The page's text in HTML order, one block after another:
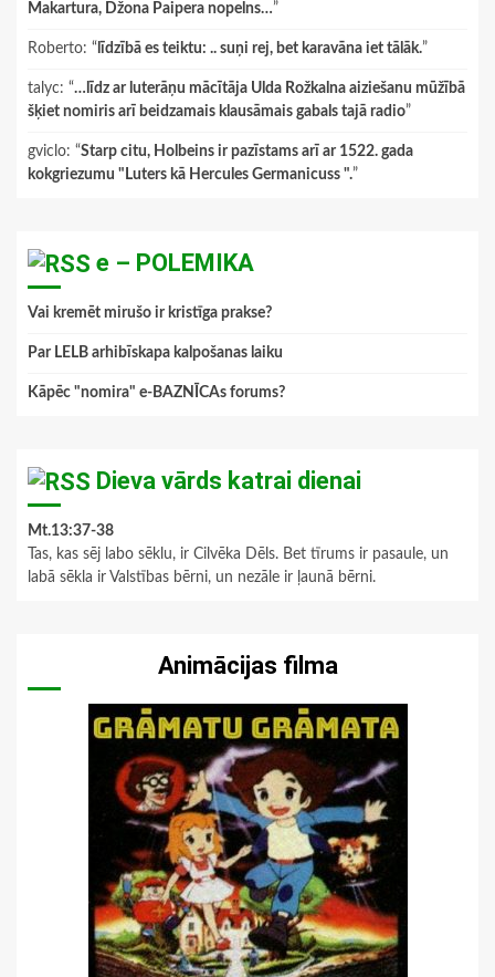
Makartura, Džona Paipera nopelns…”
Roberto: “ līdzībā es teiktu: .. suņi rej, bet karavāna iet tālāk.”
talyc: “…līdz ar luterāņu mācītāja Ulda Rožkalna aiziešanu mūžībā
šķiet nomiris arī beidzamais klausāmais gabals tajā radio”
gviclo: “Starp citu, Holbeins ir pazīstams arī ar 1522. gada
kokgriezumu "Luters kā Hercules Germanicuss ".”
e – POLEMIKA
Vai kremēt mirušo ir kristīga prakse?
Par LELB arhibīskapa kalpošanas laiku
Kāpēc "nomira" e-BAZNĪCAs forums?
Dieva vārds katrai dienai
Mt.13:37-38
Tas, kas sēj labo sēklu, ir Cilvēka Dēls. Bet tīrums ir pasaule, un
labā sēkla ir Valstības bērni, un nezāle ir ļaunā bērni.
Animācijas filma